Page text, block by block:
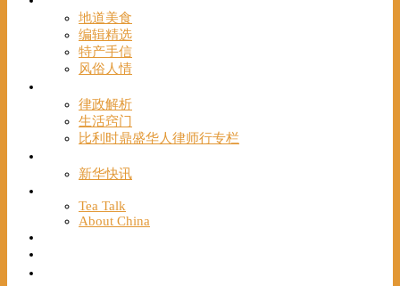
地道美食
编辑精选
特产手信
风俗人情
律政解析
生活窍门
比利时鼎盛华人律师行专栏
新华快讯
Tea Talk
About China